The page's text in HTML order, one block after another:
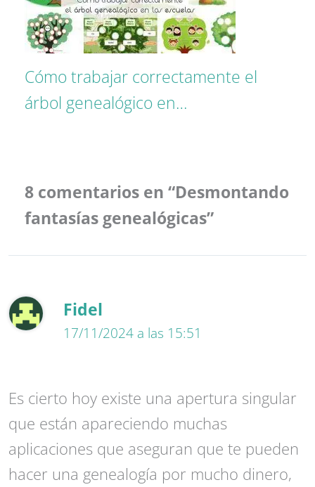
Cómo trabajar correctamente el
árbol genealógico en…
8 comentarios en “Desmontando
fantasías genealógicas”
Fidel
17/11/2024 a las 15:51
Es cierto hoy existe una apertura singular
que están apareciendo muchas
aplicaciones que aseguran que te pueden
hacer una genealogía por mucho dinero,